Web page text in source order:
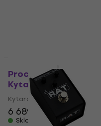
Proco Fat Rat
Kytarový efekt
Kytarový efekt
6 689 Kč 6 809 Kč
Skladem